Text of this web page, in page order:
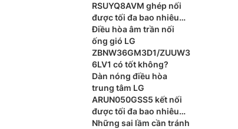
RSUYQ8AVM ghép nối
được tối đa bao nhiêu
dàn lạnh?
Điều hòa âm trần nối
ống gió LG
ZBNW36GM3D1/ZUUW3
6LV1 có tốt không?
Dàn nóng điều hòa
trung tâm LG
ARUN050GSS5 kết nối
được tối đa bao nhiêu
dàn lạnh?
Những sai lầm cần tránh